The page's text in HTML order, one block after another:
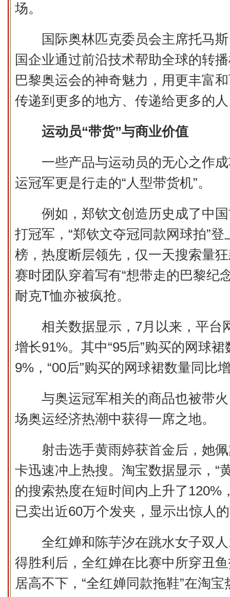
场。
国际奥林匹克委员会主席托马斯
国企业通过前沿技术帮助全球的转
巴黎奥运会的神奇魅力，用更丰富
传递到更多的地方、传递给更多的
运动员“带货”与商业价值
一些产品与运动员的无心之作成
运冠军更是行走的“人型带货机”。
例如，郑钦文创造历史成了中国
打冠军，“郑钦文夺冠同款网球拍”
榜，热度断层领先，仅一天搜索量
赛时团队穿着写有“想带走的巴黎纪
耐克T恤亦被疯抢。
相关数据显示，7月以来，平台
增长91%。其中“95后”购买的网球
9%，“00后”购买的网球裙数量同比
与奥运冠军相关的商品也被带火
场奥运经济热潮中获得一席之地。
射击选手黄雨婷获首金后，她佩
卡迅速冲上热搜。淘宝数据显示，“
的搜索热度在短时间内上升了120%
已卖出近60万个发夹，显示出惊人
全红婵和陈芋汐在跳水女子双人
得胜利后，全红婵在比赛中所穿丑
居高不下，“全红婵同款拖鞋”在淘